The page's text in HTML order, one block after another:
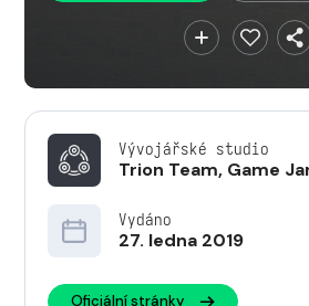
Vývojářské studio
Trion Team, Game
Vydáno
27. ledna 2019
Oficiální stránky